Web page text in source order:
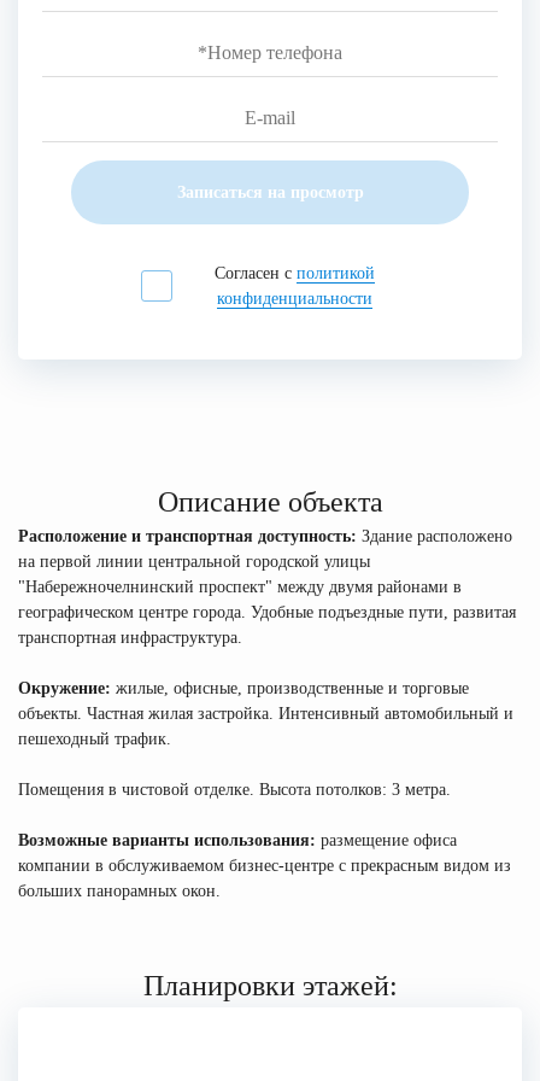
Записаться на просмотр
Согласен с политикой
конфиденциальности
Описание объекта
Расположение и транспортная доступность: Здание расположено
на первой линии центральной городской улицы
"Набережночелнинский проспект" между двумя районами в
географическом центре города. Удобные подъездные пути, развитая
транспортная инфраструктура.
Окружение: жилые, офисные, производственные и торговые
объекты. Частная жилая застройка. Интенсивный автомобильный и
пешеходный трафик.
Помещения в чистовой отделке. Высота потолков: 3 метра.
Возможные варианты использования: размещение офиса
компании в обслуживаемом бизнес-центре с прекрасным видом из
больших панорамных окон.
Планировки этажей: